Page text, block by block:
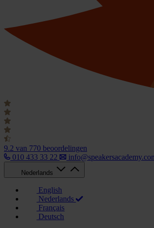
9.2 van 770 beoordelingen
010 433 33 22
Nederlands
English
Nederlands
Français
Deutsch